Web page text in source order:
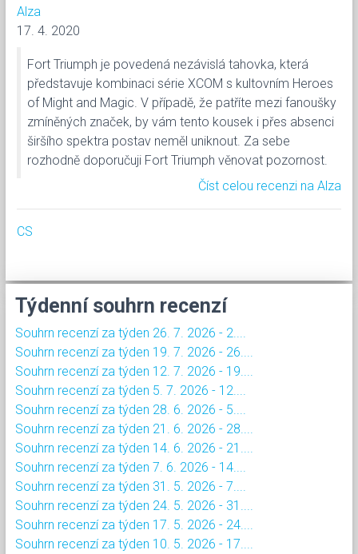
Alza
17. 4. 2020
Fort Triumph je povedená nezávislá tahovka, která
představuje kombinaci série XCOM s kultovním Heroes
of Might and Magic. V případě, že patříte mezi fanoušky
zmíněných značek, by vám tento kousek i přes absenci
širšího spektra postav neměl uniknout. Za sebe
rozhodně doporučuji Fort Triumph věnovat pozornost.
Číst celou recenzi na Alza
CS
Týdenní souhrn recenzí
Souhrn recenzí za týden 26. 7. 2026 - 2....
Souhrn recenzí za týden 19. 7. 2026 - 26....
Souhrn recenzí za týden 12. 7. 2026 - 19....
Souhrn recenzí za týden 5. 7. 2026 - 12....
Souhrn recenzí za týden 28. 6. 2026 - 5....
Souhrn recenzí za týden 21. 6. 2026 - 28....
Souhrn recenzí za týden 14. 6. 2026 - 21....
Souhrn recenzí za týden 7. 6. 2026 - 14....
Souhrn recenzí za týden 31. 5. 2026 - 7....
Souhrn recenzí za týden 24. 5. 2026 - 31....
Souhrn recenzí za týden 17. 5. 2026 - 24....
Souhrn recenzí za týden 10. 5. 2026 - 17....